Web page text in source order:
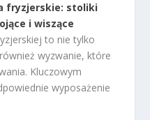
fryzjerskie: stoliki
i wiszące
to nie tylko
wyzwanie, które
Kluczowym
wyposażenie